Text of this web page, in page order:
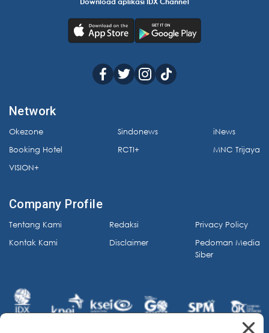
Network
Okezone
Booking Hotel
VISION+
Sindonews
RCTI+
iNews
MNC Trijaya
Company Profile
Tentang Kami
Kontak Kami
Redaksi
Disclaimer
Privacy Policy
Pedoman Media
Siber